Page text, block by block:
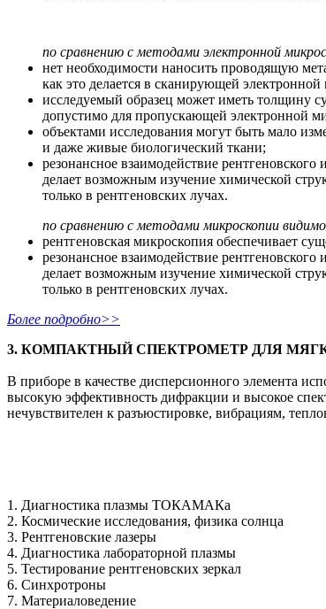
по сравнению с методами электронной
нет необходимости наносить проводящую
как это делается в сканирующей
исследуемый образец может иметь толщину
допустимо для пропускающей электронной
объектами исследования могут быть мало
и даже живые биологический ткани;
резонансное взаимодействие рентгеновского
делает возможным изучение химической
только в рентгеновских лучах.
по сравнению с методами микроскопии
рентгеновская микроскопия обеспечивает
резонансное взаимодействие рентгеновского
делает возможным изучение химической
только в рентгеновских лучах.
Более подробно>>
3. КОМПАКТНЫЙ СПЕКТРОМЕТР ДЛЯ
В приборе в качестве дисперсионного элемента
высокую эффективность дифракции и высокое
нечувствителен к разъюстировке, вибрациям,
1. Диагностика плазмы ТОКАМАКа
2. Космические исследования, физика солнца
3. Рентгеновские лазеры
4. Диагностика лабораторной плазмы
5. Тестирование рентгеновских зеркал
6. Синхротроны
7. Материаловедение